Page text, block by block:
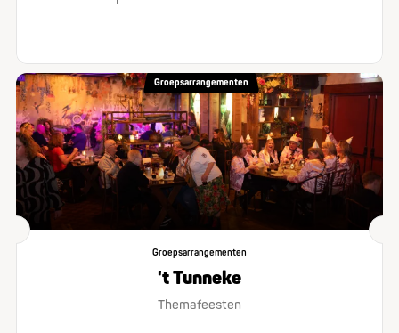
Groepsarrangementen
Groepsarrangementen
't Tunneke
Themafeesten